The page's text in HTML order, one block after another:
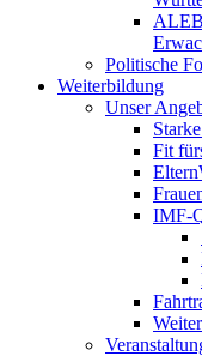
Politische
Weiterbildung
Unser
Fit
IMF-